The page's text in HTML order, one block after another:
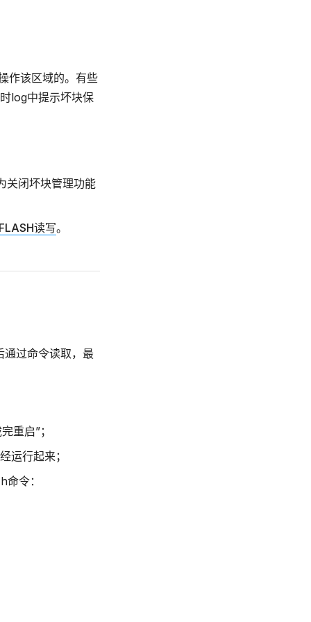
作该区域的。有些
log中提示坏块保
关闭坏块管理功能
读写。
通过命令读取，最
重启”；
运行起来；
令：